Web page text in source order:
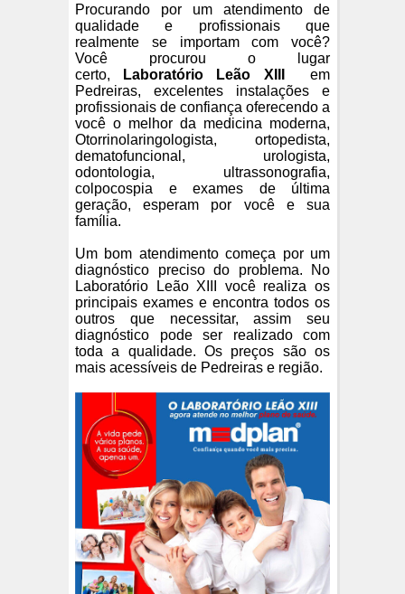
Procurando por um atendimento de
qualidade e profissionais que
realmente se importam com você?
Você procurou o lugar
certo,
Laboratório Leão XIII
em
Pedreiras, excelentes instalações e
profissionais de confiança oferecendo a
você o melhor da medicina moderna,
Otorrinolaringologista, ortopedista,
dematofuncional, urologista,
odontologia, ultrassonografia,
colpocospia e exames de última
geração, esperam por você e sua
família.
Um bom atendimento começa por um
diagnóstico preciso do problema. No
Laboratório Leão XIII você realiza os
principais exames e encontra todos os
outros que necessitar, assim seu
diagnóstico pode ser realizado com
toda a qualidade. Os preços são os
mais acessíveis de Pedreiras e região.